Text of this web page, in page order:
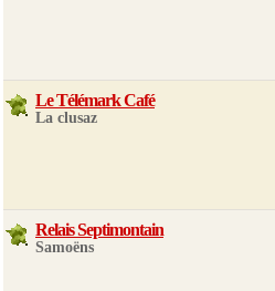
Le Télémark Café
La clusaz
Relais Septimontain
Samoëns